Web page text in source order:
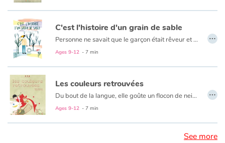
C'est l'histoire d'un grain de sable
Personne ne savait que le garçon était rêveur et maladroit parce que le grain de sable était déjà là...
Ages 9-12 - 7 min
…
Les couleurs retrouvées
Du bout de la langue, elle goûte un flocon de neige. Le froid, ce froid-là, devient la couleur blanche. Un froid vif, sévère, un froid sec peut-être. Elle dit depuis, quand elle frisonne, que le paysage est blanc : ses deux frères comprennent. Ils vont chercher un pull, le lui enfilent. Ils ont des gestes doux. Voilà comment débute ce voyage au pays des couleurs retrouvées. Au fil des pages, une fillette aveugle partage son interprétation des couleurs et son monde intérieur. Un monde nourrit de senteurs, de sons, d’impressions et de sensations très riches.
Ages 9-12 - 7 min
…
See more